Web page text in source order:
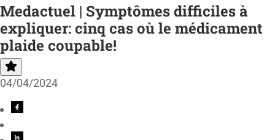
Medactuel | Symptômes difficiles à
expliquer: cinq cas où le médicament
plaide coupable!
04/04/2024